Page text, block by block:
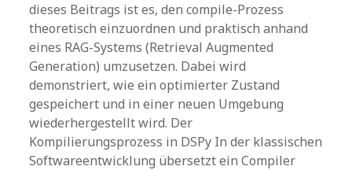
dieses Beitrags ist es, den compile-Prozess
theoretisch einzuordnen und praktisch anhand
eines RAG-Systems (Retrieval Augmented
Generation) umzusetzen. Dabei wird
demonstriert, wie ein optimierter Zustand
gespeichert und in einer neuen Umgebung
wiederhergestellt wird. Der
Kompilierungsprozess in DSPy In der klassischen
Softwareentwicklung übersetzt ein Compiler